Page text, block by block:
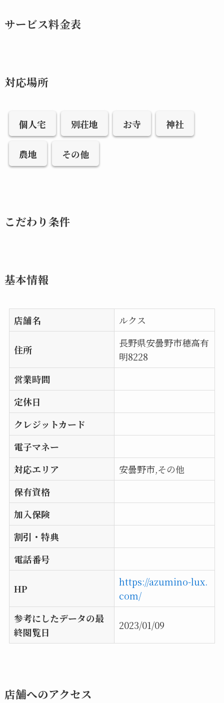
サービス料金表
対応場所
個人宅 別荘地 お寺 神社
農地 その他
こだわり条件
基本情報
店舗名 ルクス
住所
長野県安曇野市穂高有
明8228
営業時間
定休日
クレジットカード
電子マネー
対応エリア
安曇野市,その他
保有資格
加入保険
割引・特典
電話番号
HP
https://azumino-lux.
com/
参考にしたデータの最
終閲覧日
2023/01/09
店舗へのアクセス